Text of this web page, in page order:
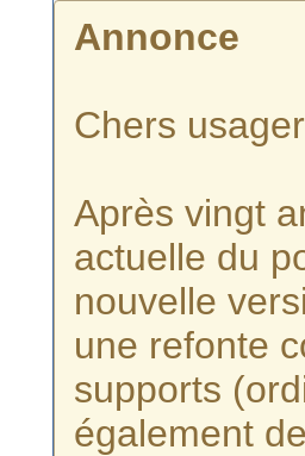
Annonce
Chers
Après vingt
actuelle du
nouvelle
une refonte
supports
également